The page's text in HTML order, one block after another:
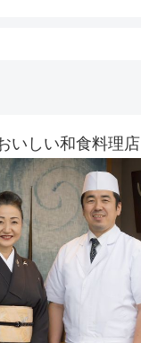
いしい和食料理店